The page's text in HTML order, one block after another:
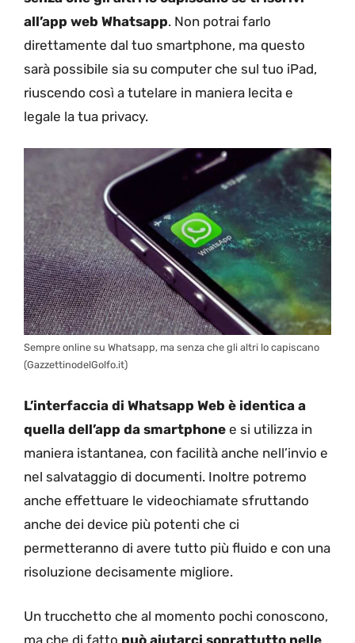
all’app web Whatsapp. Non potrai farlo
direttamente dal tuo smartphone, ma questo
sarà possibile sia su computer che sul tuo iPad,
riuscendo così a tutelare in maniera lecita e
legale la tua privacy.
Sempre online su Whatsapp, ma senza che gli altri lo capiscano
(GazzettinodelGolfo.it)
L’interfaccia di Whatsapp Web è identica a
quella dell’app da smartphone e si utilizza in
maniera istantanea, con facilità anche nell’invio e
nel salvataggio di documenti. Inoltre potremo
anche effettuare le videochiamate sfruttando
anche dei device più potenti che ci
permetteranno di avere tutto più fluido e con una
risoluzione decisamente migliore.
Un trucchetto che al momento pochi conoscono,
ma che di fatto può aiutarci soprattutto nelle